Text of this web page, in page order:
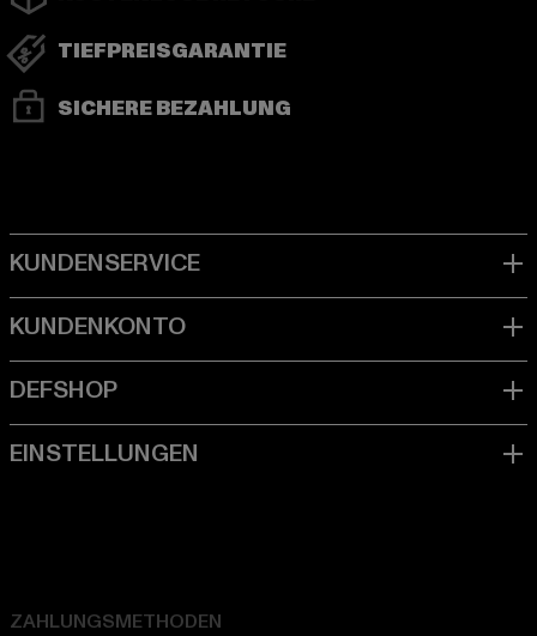
TIEFPREISGARANTIE
SICHERE BEZAHLUNG
ZAHLUNGSMETHODEN